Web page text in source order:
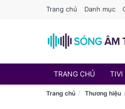
Trang chủ Danh mục
TRANG CHỦ TIVI
Trang chủ Thương hiệu